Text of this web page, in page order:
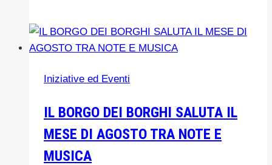
AMORE
PER
DISCIPLINA
OTTIMO
PIAZZAMENTO
Iniziative ed Eventi
IL BORGO DEI BORGHI SALUTA IL
MESE DI AGOSTO TRA NOTE E
MUSICA